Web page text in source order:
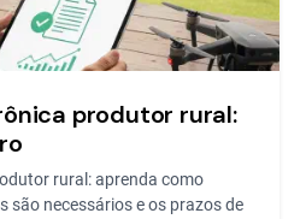
produtor rural:
rural: aprenda como
são necessários e os prazos de